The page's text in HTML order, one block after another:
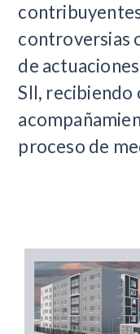
controversias
de
SII,
proceso de